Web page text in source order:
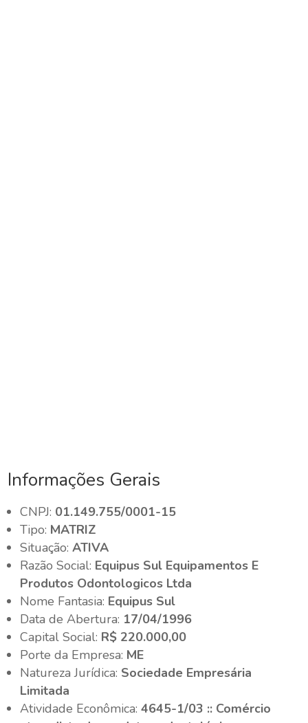
Informações Gerais
CNPJ: 01.149.755/0001-15
Tipo: MATRIZ
Situação:ATIVA
Razão Social: Equipus Sul Equipamentos E
Produtos Odontologicos Ltda
Nome Fantasia: Equipus Sul
Data de Abertura: 17/04/1996
Capital Social: R$ 220.000,00
Porte da Empresa: ME
Natureza Jurídica: Sociedade Empresária
Limitada
Atividade Econômica:4645-1/03 :: Comércio